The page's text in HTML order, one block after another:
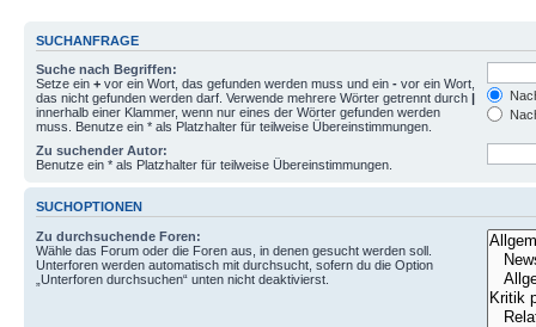
SUCHANFRAGE
Suche nach Begriffen:
Setze ein + vor ein Wort, das gefunden werden muss und ein - vor ein Wort,
das nicht gefunden werden darf. Verwende mehrere Wörter getrennt durch |
innerhalb einer Klammer, wenn nur eines der Wörter gefunden werden
muss. Benutze ein * als Platzhalter für teilweise Übereinstimmungen.
Zu suchender Autor:
Benutze ein * als Platzhalter für teilweise Übereinstimmungen.
SUCHOPTIONEN
Zu durchsuchende Foren:
Wähle das Forum oder die Foren aus, in denen gesucht werden soll.
Unterforen werden automatisch mit durchsucht, sofern du die Option
„Unterforen durchsuchen“ unten nicht deaktivierst.